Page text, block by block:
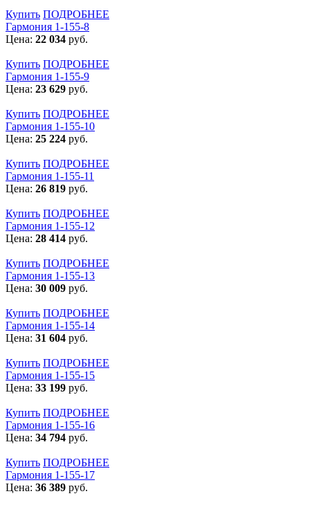
Купить ПОДРОБНЕЕ
Гармония 1-155-8
Цена: 22 034 руб.
Купить ПОДРОБНЕЕ
Гармония 1-155-9
Цена: 23 629 руб.
Купить ПОДРОБНЕЕ
Гармония 1-155-10
Цена: 25 224 руб.
Купить ПОДРОБНЕЕ
Гармония 1-155-11
Цена: 26 819 руб.
Купить ПОДРОБНЕЕ
Гармония 1-155-12
Цена: 28 414 руб.
Купить ПОДРОБНЕЕ
Гармония 1-155-13
Цена: 30 009 руб.
Купить ПОДРОБНЕЕ
Гармония 1-155-14
Цена: 31 604 руб.
Купить ПОДРОБНЕЕ
Гармония 1-155-15
Цена: 33 199 руб.
Купить ПОДРОБНЕЕ
Гармония 1-155-16
Цена: 34 794 руб.
Купить ПОДРОБНЕЕ
Гармония 1-155-17
Цена: 36 389 руб.